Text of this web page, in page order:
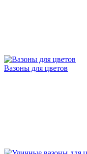
Вазоны для цветов